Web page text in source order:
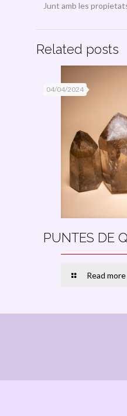
Junt amb les
Related posts
04/04/2024
PUNTES DE
Read more